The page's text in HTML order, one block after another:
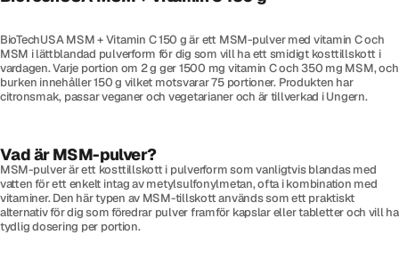
BioTechUSA MSM + Vitamin C 150 g är ett MSM-pulver med vitamin C och
MSM i lättblandad pulverform för dig som vill ha ett smidigt kosttillskott i
vardagen. Varje portion om 2 g ger 1500 mg vitamin C och 350 mg MSM, och
burken innehåller 150 g vilket motsvarar 75 portioner. Produkten har
citronsmak, passar veganer och vegetarianer och är tillverkad i Ungern.
Vad är MSM-pulver?
MSM-pulver är ett kosttillskott i pulverform som vanligtvis blandas med
vatten för ett enkelt intag av metylsulfonylmetan, ofta i kombination med
vitaminer. Den här typen av MSM-tillskott används som ett praktiskt
alternativ för dig som föredrar pulver framför kapslar eller tabletter och vill ha
tydlig dosering per portion.